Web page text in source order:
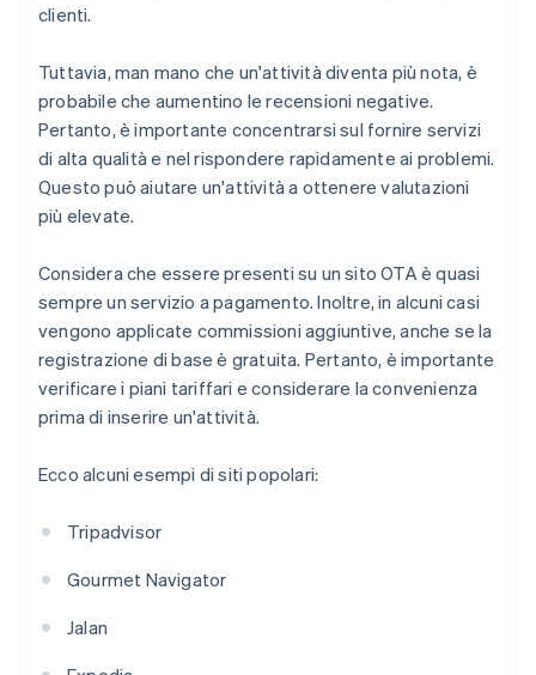
clienti.
Tuttavia, man mano che un'attività diventa più nota, è
probabile che aumentino le recensioni negative.
Pertanto, è importante concentrarsi sul fornire servizi
di alta qualità e nel rispondere rapidamente ai problemi.
Questo può aiutare un'attività a ottenere valutazioni
più elevate.
Considera che essere presenti su un sito OTA è quasi
sempre un servizio a pagamento. Inoltre, in alcuni casi
vengono applicate commissioni aggiuntive, anche se la
registrazione di base è gratuita. Pertanto, è importante
verificare i piani tariffari e considerare la convenienza
prima di inserire un'attività.
Ecco alcuni esempi di siti popolari:
Tripadvisor
Gourmet Navigator
Jalan